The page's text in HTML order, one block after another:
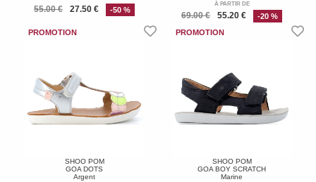
55.00 € 27.50 € -50 %
À PARTIR DE
69.00 € 55.20 € -20 %
SHOO POM
GOA DOTS
Argent
SHOO POM
GOA BOY SCRATCH
Marine